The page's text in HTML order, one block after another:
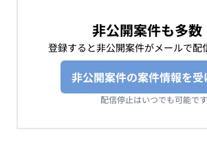
非公開案件も多数
登録すると非公開案件がメールで配
非公開案件の案件情報を受
配信停止はいつでも可能です